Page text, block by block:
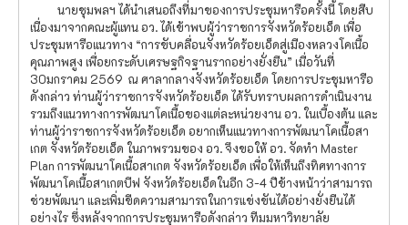
นายชุมพลฯ ได้นำเสนอถึงที่มาของการประชุมหารือครั้งนี้ โดยสืบ
เนื่องมาจากคณะผู้แทน อว. ได้เข้าพบผู้ว่าราชการจังหวัดร้อยเอ็ด เพื่อ
ประชุมหารือแนวทาง “การขับคลื่อนจังหวัดร้อยเอ็ดสู่เมืองหลวงโคเนื้อ
คุณภาพสูง เพื่อยกระดับเศรษฐกิจฐานรากอย่างยั่งยืน” เมื่อวันที่
30มกราคม 2569 ณ ศาลากลางจังหวัดร้อยเอ็ด โดยการประชุมหารือ
ดังกล่าว ท่านผู้ว่าราชการจังหวัดร้อยเอ็ด ได้รับทราบผลการดำเนินงาน
รวมถึงแนวทางการพัฒนาโคเนื้อของแต่ละหน่วยงาน อว. ในเบื้องต้น และ
ท่านผู้ว่าราชการจังหวัดร้อยเอ็ด อยากเห็นแนวทางการพัฒนาโคเนื้อสา
เกต จังหวัดร้อยเอ็ด ในภาพรวมของ อว. จึงขอให้ อว. จัดทำ Master
Plan การพัฒนาโคเนื้อสาเกต จังหวัดร้อยเอ็ด เพื่อให้เห็นถึงทิศทางการ
พัฒนาโคเนื้อสาเกตบีฟ จังหวัดร้อยเอ็ดในอีก 3-4 ปีข้างหน้าว่าสามารถ
ช่วยพัฒนา และเพิ่มขีดความสามารถในการแข่งขันได้อย่างยั่งยืนได้
อย่างไร ซึ่งหลังจากการประชุมหารือดังกล่าว ทีมมหาวิทยาลัย